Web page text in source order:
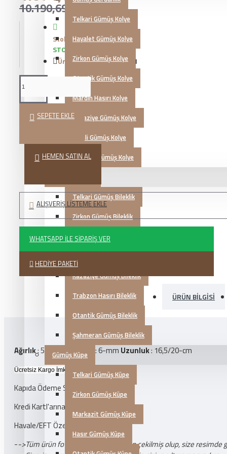
Telkari Gümüş Kolye
Hayalet Gümüş Kolye
Zirkon Gümüş Kolye
Otantik Gümüş Kolye
Mardin Hasırı Kolye
Kazaziye Gümüş Kolye
İsimli Gümüş Kolye
Zultanit Gümüş Kolye
Telkari Gümüş Bileklik
Zirkon Gümüş Bileklik
Markazit Gümüş Bileklik
Kazaziye Gümüş Bileklik
Trabzon Hasırı Bileklik
Otantik Gümüş Bileklik
Şahmeran Gümüş Bileklik
Gümüş Küpe
Telkari Gümüş Küpe
Zirkon Gümüş Küpe
Markazit Gümüş Küpe
Hasır Gümüş Küpe
10.190,69TL
Stok Durumu:
STOKTA VAR
Ürün Kodu::KG20230651
SEPETE EKLE
HEMEN SATIN AL
ALIŞVERIŞ LISTEME EKLE
WHATSAPP İLE SIPARIŞ VER
HEDIYE PAKETI
ÜRÜN BILGISI
Ağırlık: 5,80-gr Genişliği : 6-mm Uzunluk: 16,5/20-cm
Ücretsiz Kargo İmkanı
Kapıda Ödeme Seçeneği
Kredi Kartl'arına 3 Taksit
Havale/EFT Özel İndirim
-->Tüm ürün fotoğrafları tarafımızdan çekilmiş olup, size resimde